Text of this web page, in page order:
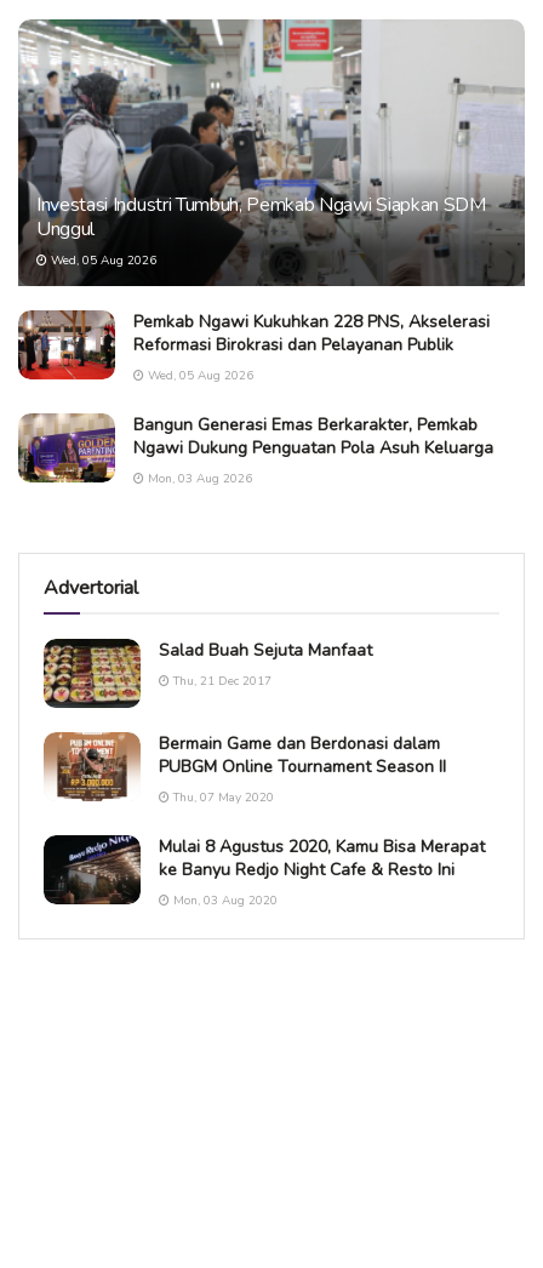
Investasi Industri Tumbuh, Pemkab Ngawi Siapkan SDM
Unggul
Wed, 05 Aug 2026
Pemkab Ngawi Kukuhkan 228 PNS, Akselerasi
Reformasi Birokrasi dan Pelayanan Publik
Wed, 05 Aug 2026
Bangun Generasi Emas Berkarakter, Pemkab
Ngawi Dukung Penguatan Pola Asuh Keluarga
Mon, 03 Aug 2026
Advertorial
Salad Buah Sejuta Manfaat
Thu, 21 Dec 2017
Bermain Game dan Berdonasi dalam
PUBGM Online Tournament Season II
Thu, 07 May 2020
Mulai 8 Agustus 2020, Kamu Bisa Merapat
ke Banyu Redjo Night Cafe & Resto Ini
Mon, 03 Aug 2020